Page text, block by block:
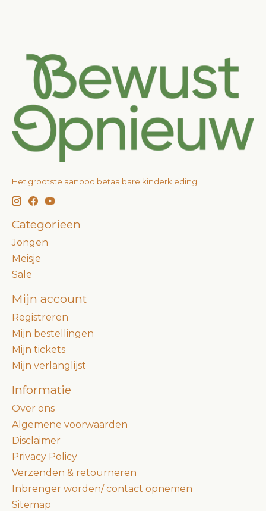
Het grootste aanbod betaalbare kinderkleding!
Categorieën
Jongen
Meisje
Sale
Mijn account
Registreren
Mijn bestellingen
Mijn tickets
Mijn verlanglijst
Informatie
Over ons
Algemene voorwaarden
Disclaimer
Privacy Policy
Verzenden & retourneren
Inbrenger worden/ contact opnemen
Sitemap